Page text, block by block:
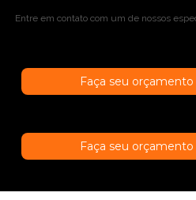
Entre em contato com um de nossos
Faça seu
Faça seu